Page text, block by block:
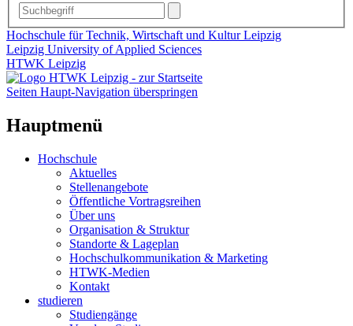
Hochschule für Technik, Wirtschaft und Kultur Leipzig
Leipzig University of Applied Sciences
HTWK Leipzig
Seiten Haupt-Navigation überspringen
Hauptmenü
Hochschule
Aktuelles
Stellenangebote
Öffentliche Vortragsreihen
Über uns
Organisation & Struktur
Standorte & Lageplan
Hochschulkommunikation & Marketing
HTWK-Medien
Kontakt
studieren
Studiengänge